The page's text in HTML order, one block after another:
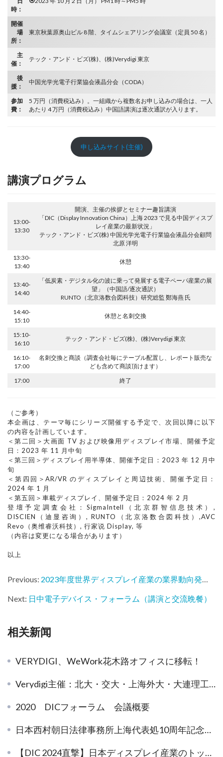
時：
開催
場
所：
東京秋葉原奥山ビル 8 階、タイムシェアリング会議室（定員 50 名）
主
催：
テック・アンド・ビズ(株)、(株)Verydigi 東京
後
援：
中国光学光電子行業協会液晶分会（CODA）
参加
費：
5 万円（消費税込み）。一組織から複数名お申し込みの場合は、一人
あたり 4 万円（消費税込み）中国語講演は逐次通訳が入ります。
申し込みサイト(主催)
講演プログラム
13:00-
13:30
開演、主催の挨拶とセミナー趣旨講演
「DIC（Display Innovation China）上海 2023 で見る中国ディスプ
レイ産業の最新状況」
テック・アンド・ビズ(株) 中国光学光電子行業協会液晶分会顧問
北原 洋明
13:30-
13:40
休憩
13:40-
14:40
「低炭素・デジタル化の波に乗って発展する電子ペーパ産業の展
望」（中国語/逐次通訳）
RUNTO（北京洛数合図科技）研究総監 鄭海燕 氏
14:40-
15:10
休憩と名刺交換
15:10-
16:10
テック・アンド・ビズ(株)、(株)Verydigi 東京
16:10-
17:00
名刺交換と商談（調査会社毎にテーブル配置し、レポート販売な
ども含めて商談頂けます）
17:00
終了
（ご参考）
本企画は、テーマ毎にシリーズ開催する予定で、次回以降に以下
の内容を計画しています。
＜第二回＞大画面 TV および映像用ディスプレイ市場、開催予定
日：2023 年 11 月中旬
＜第三回＞ディスプレイ用半導体、開催予定日：2023 年 12 月中
旬
＜第四回＞AR/VR のディスプレイと周辺技術、開催予定日：
2024 年 1 月
＜第五回＞車載ディスプレイ、開催予定日：2024 年 2 月
登壇予定調査会社：SigmaIntell（北京群智信息技术）,
DISCIEN（迪显咨询）, RUNTO（北京洛数合図科技）,AVC
Revo（奥维睿沃科技）, 行家说 Display, 等
（内容は変更になる場合があります）
以上
Previous: 2023年度世界ディスプレイ産業の業界動向発表会
Next: 日中電子デバイス・フォーラム（講演と交流晩餐）
相关新闻
VERYDIGI、WeWork花木路オフィスに移転！
Verydigi主催：北大・交大・上海外大・大連理工大など大学生向け日本就職オフラインセミナー開催！
2020 DICフォーラム 会議概要
日本西村朝日法律事務所上海代表処10周年記念レセプション、盛大に開催
【DIC 2024直撃】日本ディスプレイ産業のトップ企業が集結、最先端技術でグローバル市場を牽引